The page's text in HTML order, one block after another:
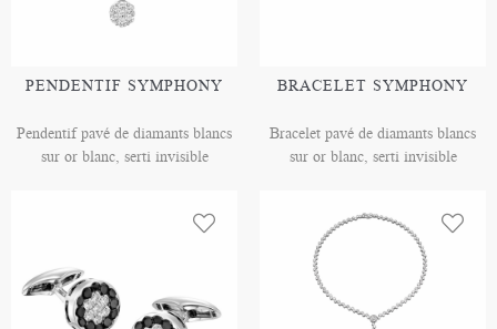
PENDENTIF SYMPHONY
Pendentif pavé de diamants blancs
sur or blanc, serti invisible
BRACELET SYMPHONY
Bracelet pavé de diamants blancs
sur or blanc, serti invisible